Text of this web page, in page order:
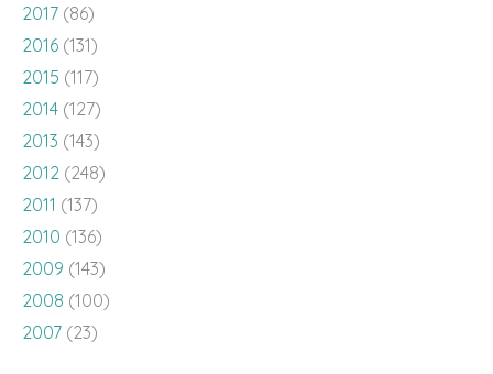
2017 (86)
2016 (131)
2015 (117)
2014 (127)
2013 (143)
2012 (248)
2011 (137)
2010 (136)
2009 (143)
2008 (100)
2007 (23)